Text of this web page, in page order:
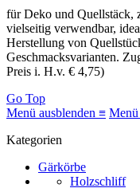
für Deko und Quellstäck,
vielseitig verwendbar,
Herstellung von
Geschmacksvarianten.
Preis i. H.v. € 4,75)
Go Top
Menü ausblenden ≡
Kategorien
Gärkörbe
Holzschliff